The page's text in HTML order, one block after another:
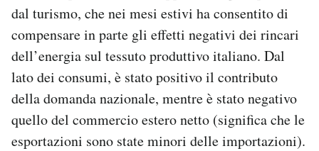
dal turismo, che nei mesi estivi ha consentito di
compensare in parte gli effetti negativi dei rincari
dell’energia sul tessuto produttivo italiano. Dal
lato dei consumi, è stato positivo il contributo
della domanda nazionale, mentre è stato negativo
quello del commercio estero netto (significa che le
esportazioni sono state minori delle importazioni).